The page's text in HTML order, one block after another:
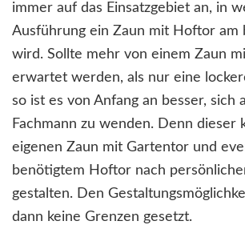
immer auf das Einsatzgebiet an, in
Ausführung ein Zaun mit Hoftor am
wird. Sollte mehr von einem Zaun
erwartet werden, als nur eine
so ist es von Anfang an besser, sich
Fachmann zu wenden. Denn dieser
eigenen Zaun mit Gartentor und
benötigtem Hoftor nach
gestalten. Den
dann keine Grenzen gesetzt.